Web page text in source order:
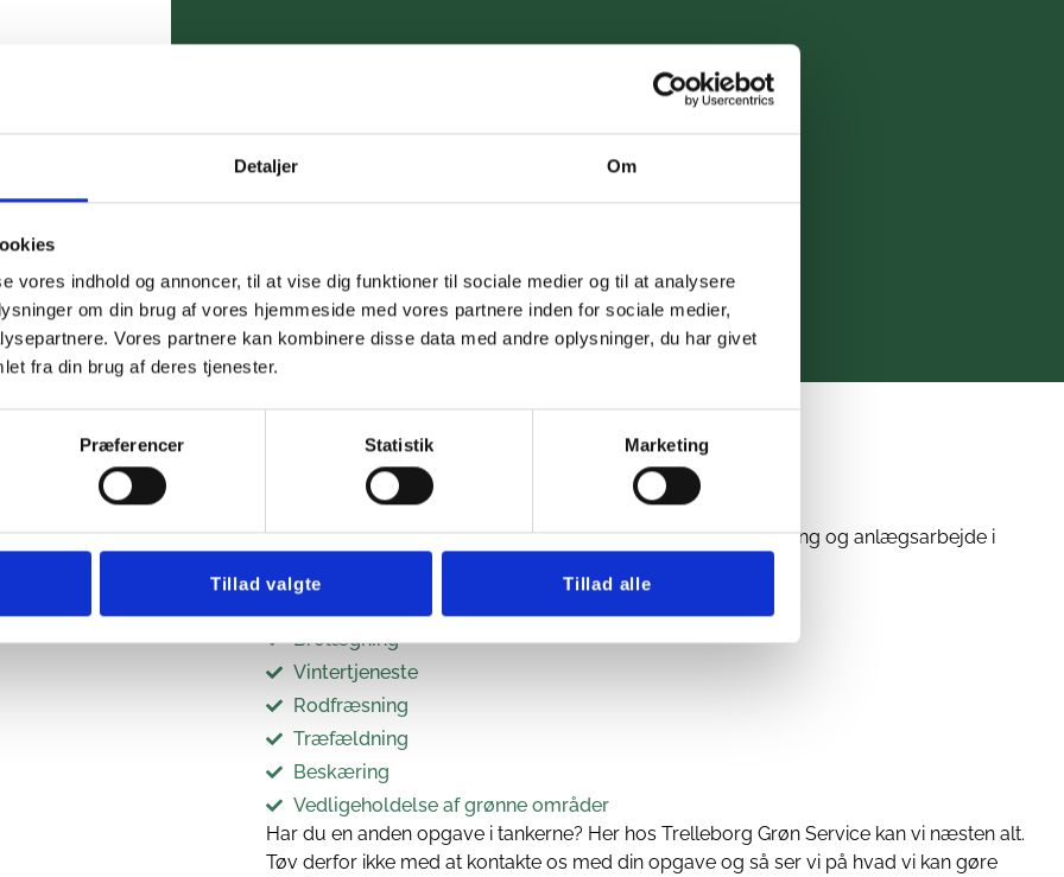
Detaljer Om
vores indhold og annoncer, til at vise dig funktioner til sociale medier og til at analysere
om din brug af vores hjemmeside med vores partnere inden for sociale medier,
Vores partnere kan kombinere disse data med andre oplysninger, du har givet
fra din brug af deres tjenester.
Præferencer Statistik Marketing
Tillad valgte Tillad alle
VORES YDELSER
Vi tilbyder en række services indenfor havearbejde, brolægning og anlægsarbejde i
Vi yder blandt andet nedenstående services:
Brolægning
Vintertjeneste
Rodfræsning
Træfældning
Beskæring
Vedligeholdelse af grønne områder
Har du en anden opgave i tankerne? Her hos Trelleborg Grøn Service kan vi næsten alt.
Tøv derfor ikke med at kontakte os med din opgave og så ser vi på hvad vi kan gøre